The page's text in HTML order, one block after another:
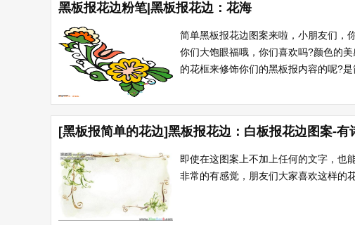
黑板报花边粉笔|黑板报花边：花海
简单黑板报花边图案来啦，小朋友们，
你们大饱眼福哦，你们喜欢吗?颜色的
的花框来修饰你们的黑板报内容的呢?
[黑板报简单的花边]黑板报花边：白板报花边图案-有
即使在这图案上不加上任何的文字，也
非常的有感觉，朋友们大家喜欢这样的